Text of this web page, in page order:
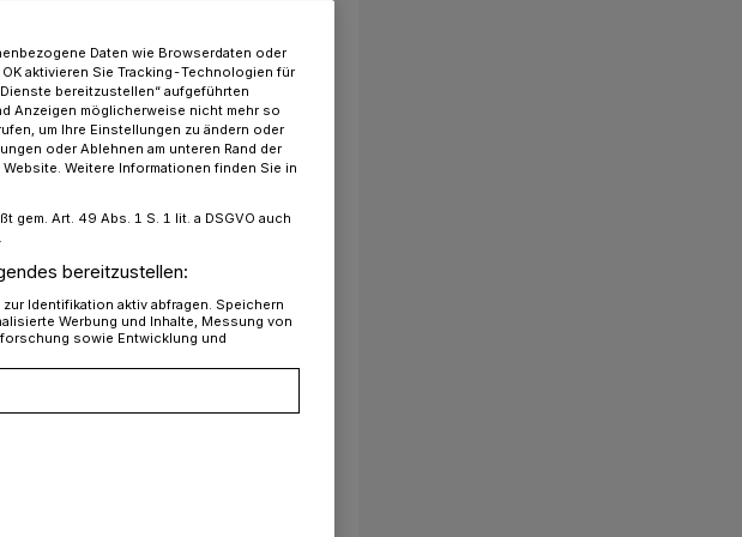
einer
Spieltag
Daten wie Browserdaten oder
aktivieren Sie Tracking-Technologien für
bereitzustellen“ aufgeführten
Anzeigen möglicherweise nicht mehr so
um Ihre Einstellungen zu ändern oder
oder Ablehnen am unteren Rand der
Weitere Informationen finden Sie in
Art. 49 Abs. 1 S. 1 lit. a DSGVO auch
bereitzustellen:
Identifikation aktiv abfragen. Speichern
Werbung und Inhalte, Messung von
sowie Entwicklung und